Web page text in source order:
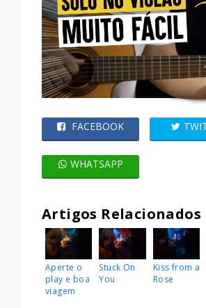
FACEBOOK
WHATSAPP
Artigos Relacionados
Aperte o
play e boa
viagem
Stuck On
You
Kiss from a
Rose